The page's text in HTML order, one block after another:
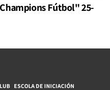
Fútbol" 25-
ESCOLA DE INICIACIÓN